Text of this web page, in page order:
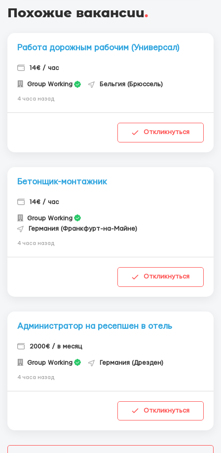
Похожие вакансии.
Работа дорожным рабочим (Универсал)
14€ / час
Group Working Бельгия (Брюссель)
4 часа назад
Откликнуться
Бетонщик-монтажник
14€ / час
Group Working
Германия (Франкфурт-на-Майне)
4 часа назад
Откликнуться
Администратор на ресепшен в отель
2000€ / в месяц
Group Working Германия (Дрезден)
4 часа назад
Откликнуться